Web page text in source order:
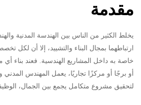
مقدمة
يخلط الكثير من الناس بين الهندسة المدنية
ارتباطهما بمجال البناء والتشييد، إلا أن لكل
خاصة به داخل المشاريع الهندسية. فعند بناء أي
أو برجًا أو مركزًا تجاريًا، يعمل المهندس
لتحقيق مشروع متكامل يجمع بين الجمال،